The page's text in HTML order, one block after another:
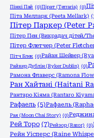
Пінкі Пай (0)Пірат (Terraria) (0)
Піта Мелларк (Peeta Mellark)
Пітер Паркер (Peter
Пітер Пен (Викрадач дітей/
Пітер Флетчер (Peter
Пітч Блек (0)Райан Шейвер
Райкер Дублін (Ryker Dublin) (0)
Рамона Флаверс (Ramona
Ран Хайтані (Haitani
Рантаро Кіяма (Rantaro
Рафаель (5)Рафаель
Рая (Moon Chai Story) (0)
Рей Торо (7)Рейзор (Razor) (0)
Рейн Уісперс (Raine